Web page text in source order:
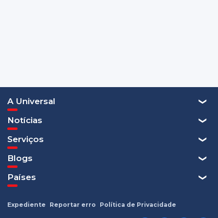
A Universal
Notícias
Serviços
Blogs
Países
Expediente Reportar erro Política de Privacidade